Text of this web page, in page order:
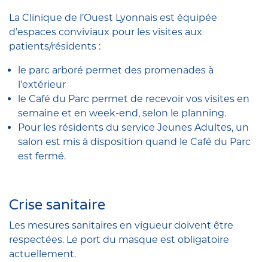
La Clinique de l’Ouest Lyonnais est équipée
d’espaces conviviaux pour les visites aux
patients/résidents :
le parc arboré permet des promenades à
l’extérieur
le Café du Parc permet de recevoir vos visites en
semaine et en week-end, selon le planning.
Pour les résidents du service Jeunes Adultes, un
salon est mis à disposition quand le Café du Parc
est fermé.
Crise sanitaire
Les mesures sanitaires en vigueur doivent être
respectées. Le port du masque est obligatoire
actuellement.